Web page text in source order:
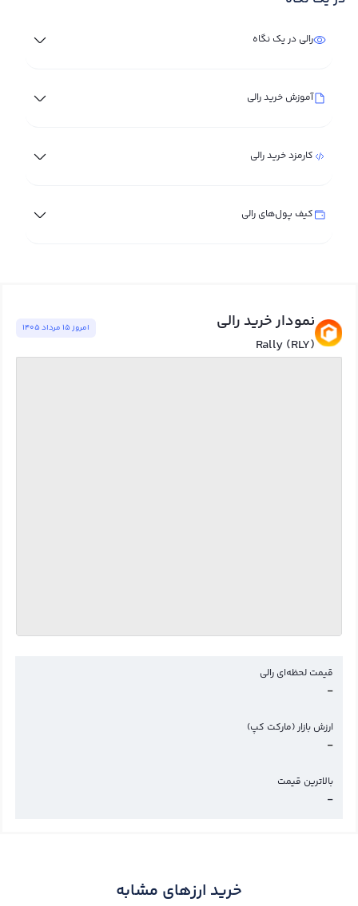
رالی در یک نگاه
آموزش خرید رالی
کارمزد خرید رالی
کیف پول‌های رالی
نمودار خرید رالی
Rally (RLY)
امروز ١٥ مرداد ١٤٠٥
قیمت لحظه‌ای رالی
-
ارزش بازار (مارکت کپ)
-
بالاترین قیمت
-
خرید ارزهای مشابه